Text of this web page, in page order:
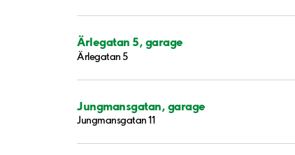
Ärlegatan 5, garage
Ärlegatan 5
Jungmansgatan, garage
Jungmansgatan 11